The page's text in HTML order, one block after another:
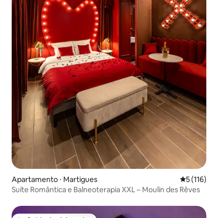
Apartamento ⋅ Martigues 5 de uma
5 (116)
Suíte Romântica e Balneoterapia XXL – Moulin des Rêves